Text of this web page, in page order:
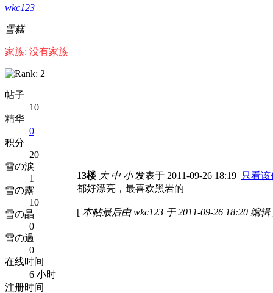
wkc123
雪糕
家族: 没有家族
帖子
10
精华
0
积分
20
雪の涙
1
雪の露
10
雪の晶
0
雪の過
0
在线时间
6 小时
注册时间
13楼 大 中 小发表于 2011-09-26 18:19 只看该
都好漂亮，最喜欢黑岩的
[ 本帖最后由 wkc123 于 2011-09-26 18:20 编辑